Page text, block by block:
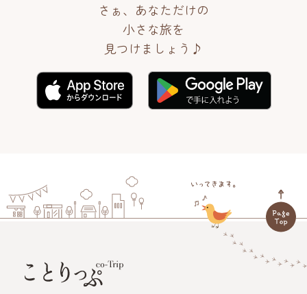
さぁ、あなただけの
小さな旅を
見つけましょう♪